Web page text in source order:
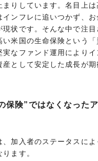
りしています。名目上は
インフレに追いつかず、お
現状です。そんな中で注
い米国の生命保険という
実なファンド運用によりイ
として安定した成長が期
保険”ではなくなった
、加入者のステータスによ
ます。